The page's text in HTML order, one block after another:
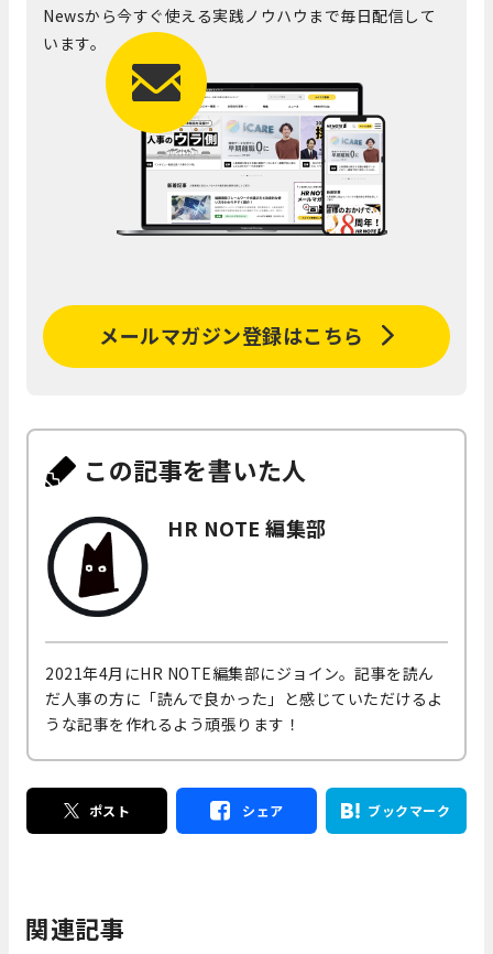
Newsから今すぐ使える実践ノウハウまで毎日配信して
います。
メールマガジン登録はこちら
この記事を書いた人
HR NOTE 編集部
2021年4月にHR NOTE編集部にジョイン。記事を読ん
だ人事の方に「読んで良かった」と感じていただけるよ
うな記事を作れるよう頑張ります！
ポスト シェア ブックマーク
関連記事